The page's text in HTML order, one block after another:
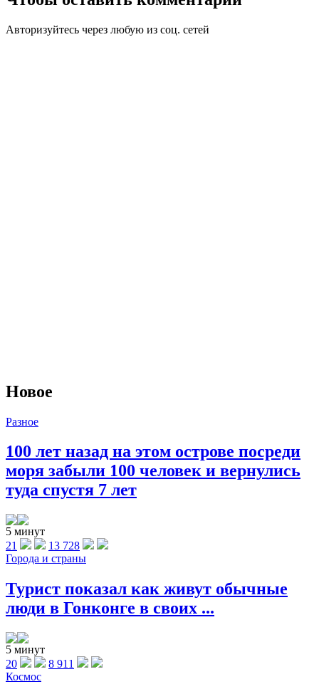
Авторизуйтесь через любую из соц. сетей
Новое
Разное
100 лет назад на этом острове посреди
моря забыли 100 человек и вернулись
туда спустя 7 лет
5 минут
21
13 728
Города и страны
Турист показал как живут обычные
люди в Гонконге в своих ...
5 минут
20
8 911
Космос